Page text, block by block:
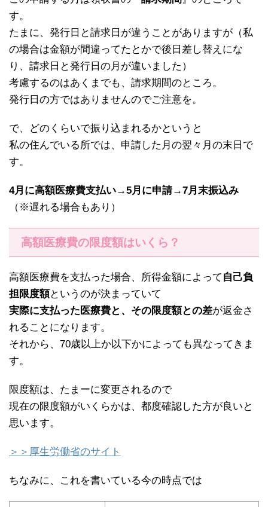
す。
たまに、発行日と請求日が違うことがありますが（私
の場合は金額が間違ってたとかで後日差し替えにな
り、請求日と発行日の月が違いました）
考慮するのはあくまでも、請求期間のところ。
発行日の方ではありませんのでご注意を。
で、どのくらいで振り込まれるかというと
私の住んでいる所では、申請した月の翌々月の末日で
す。
4月に高額医療費支払い→5月に申請→7月末振込み
（※遅れる場合もあり）
高額医療費の限度額はいくら？
高額医療費を支払った場合、所得金額によって 自己負
担限度額というのが決まっていて
実際に支払った医療費と、その限度額との差が返金さ
れることになります。
それから、70歳以上か以下かによっても異なってきま
す。
限度額は、たまーに変更されるので
現在の限度額がいくらかは、都度確認した方が良いと
思います。
＞＞厚生労働省のサイト
ちなみに、これを書いている今の時点では